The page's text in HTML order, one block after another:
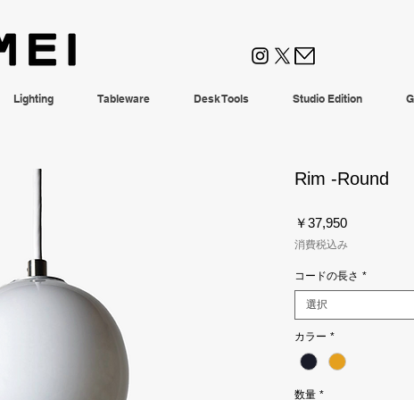
Lighting Tableware Desk Tools Studio Edition
Rim -Round
￥37,950価
消費税込み
コードの長さ *
選択
カラー *
数量 *